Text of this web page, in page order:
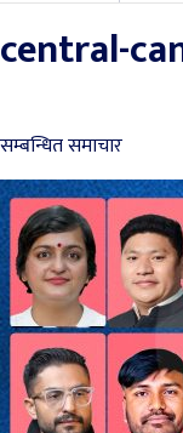
central-
सम्बन्धित समाचार